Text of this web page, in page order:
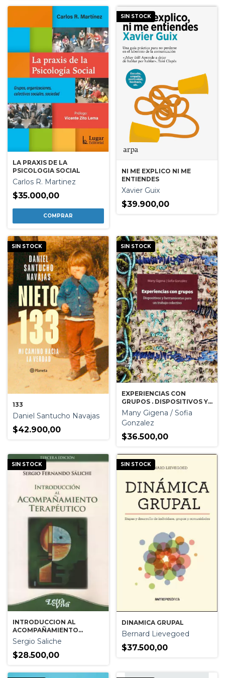
LA PRAXIS DE LA
PSICOLOGIA SOCIAL
Carlos R. Martinez
$35.000,00
SIN STOCK
NI ME EXPLICO NI ME
ENTIENDES
Xavier Guix
$39.900,00
SIN STOCK
133
Daniel Santucho Navajas
$42.900,00
SIN STOCK
EXPERIENCIAS CON
GRUPOS . DISPOSITIVOS Y
HERRAMIENTAS PARA UN
TRABAJO COLECTIVO
Many Gigena / Sofia
Gonzalez
$36.500,00
SIN STOCK
INTRODUCCION AL
ACOMPAÑAMIENTO
TERAPEUTICO
Sergio Saliche
$28.500,00
SIN STOCK
DINAMICA GRUPAL
Bernard Lievegoed
$37.500,00